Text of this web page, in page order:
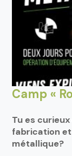
Camp «
Tu es
fabrication
métallique?